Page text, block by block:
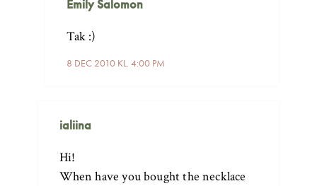
Emily Salomon
8 DEC 2010 KL. 4:00 PM
Tak :)
ialiina
Hi!
When have you bought the necklace